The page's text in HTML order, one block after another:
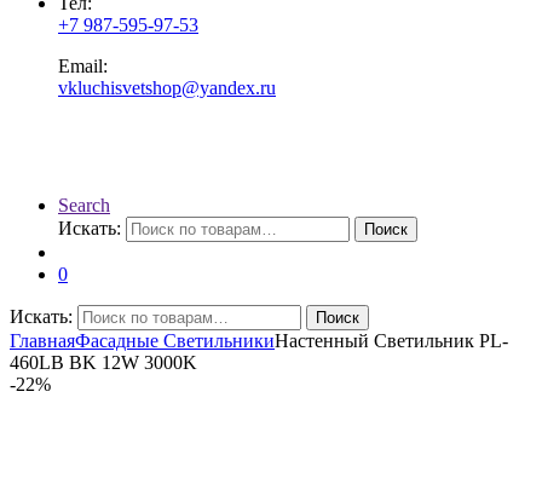
+7 987-595-97-53
Email:
vkluchisvetshop@yandex.ru
Search
Искать:
Поиск
0
Искать: Поиск
ГлавнаяФасадные СветильникиНастенный Светильник PL-
460LB BK 12W 3000K
-22%